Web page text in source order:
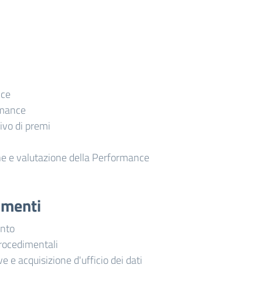
di premi
e valutazione della Performance
e acquisizione d'ufficio dei dati